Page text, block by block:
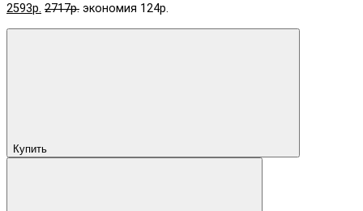
2593р. 2717р. экономия 124р.
Купить